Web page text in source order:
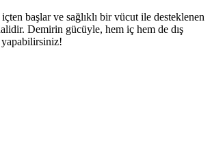
başlar ve sağlıklı bir vücut ile desteklenen
Demirin gücüyle, hem iç hem de dış
yapabilirsiniz!